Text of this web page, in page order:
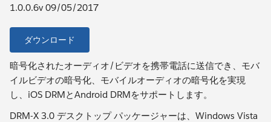
1.0.0.6v 09/05/2017
ダウンロード
暗号化されたオーディオ/ビデオを携帯電話に送信でき、モバ
イルビデオの暗号化、モバイルオーディオの暗号化を実現
し、iOS DRMとAndroid DRMをサポートします。
DRM-X 3.0 デスクトップ パッケージャーは、Windows Vista